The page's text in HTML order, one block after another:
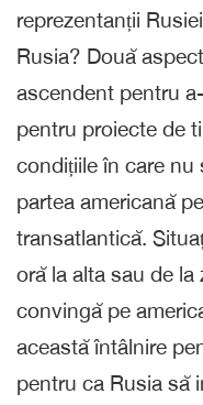
reprezentanții
Rusia? Două
ascendent pentru
pentru proiecte de
condițiile în care nu
partea americană
transatlantică.
oră la alta sau de la
convingă pe
această întâlnire
pentru ca Rusia să